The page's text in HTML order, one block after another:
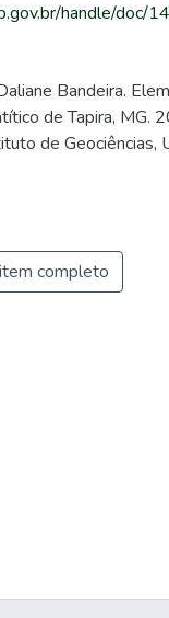
handle/doc/
Bandeira.
de Tapira,
de Geociências,
completo